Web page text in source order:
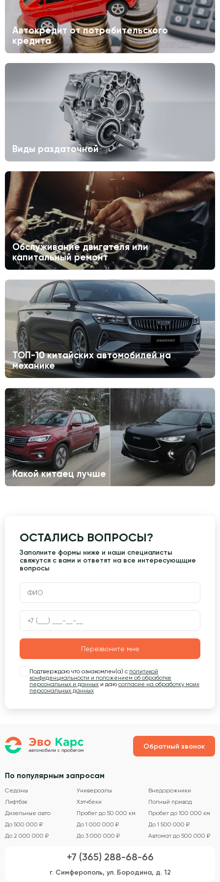
Автокредит от потребительского
кредита
Виды раздаточной
Обслуживание двигателя или
капитальный ремонт
ТОП-10 китайских автомобилей на
механике
Какой китаец лучше
ОСТАЛИСЬ ВОПРОСЫ?
Заполните формы ниже и наши специалисты
свяжутся с вами и ответят на все интересующщие
вопросы
Перезвоните мне
Подтверждаю что ознакомлен(а) с политикой
конфиденциальности и положением об обработке
персональных и данных и даю согласие на обработку моих
персональных данных
Обратный звонок
По популярным запросам
Седаны Универсалы
Внедорожники
Лифтбэк
Хэтчбеки
Полный привод
Дизельные авто
Пробег до 50 000 км
Пробег до 100 000 км
До 500 000 ₽
До 1 000 000 ₽
До 1 500 000 ₽
До 2 000 000 ₽
До 3 000 000 ₽ Автомат до 500 000 ₽
+7 (365) 288-68-66
г. Симферополь, ул. Бородина, д. 12